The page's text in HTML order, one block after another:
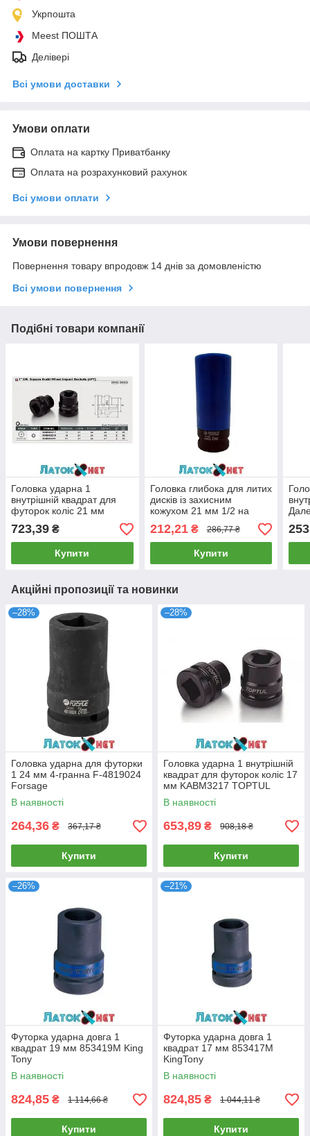
Укрпошта
Meest ПОШТА
Делівері
Всі умови доставки
Умови оплати
Оплата на картку Приватбанку
Оплата на розрахунковий рахунок
Всі умови оплати
Умови повернення
Повернення товару впродовж 14 днів за домовленістю
Всі умови повернення
Подібні товари компанії
Головка ударна 1
внутрішній квадрат для
футорок коліс 21 мм
KABM3221 TOPTUL
723,39 ₴
Купити
Головка глибока для литих
дисків із захисним
кожухом 21 мм 1/2 на
пластиковому тримачі F-
4458521C Forsage
212,21₴ 286,77 ₴
Купити
Акційні пропозиції та новинки
–28%
Головка ударна для футорки
1 24 мм 4-гранна F-4819024
Forsage
В наявності
264,36 ₴ 367,17 ₴
Купити
–28%
Головка ударна 1 внутрішній
квадрат для футорок коліс 17
мм KABM3217 TOPTUL
В наявності
653,89 ₴ 908,18 ₴
Купити
–26%
Футорка ударна довга 1
квадрат 19 мм 853419M King
Tony
В наявності
824,85 ₴ 1 114,66 ₴
Купити
–21%
Футорка ударна довга 1
квадрат 17 мм 853417M
KingTony
В наявності
824,85 ₴ 1 044,11 ₴
Купити